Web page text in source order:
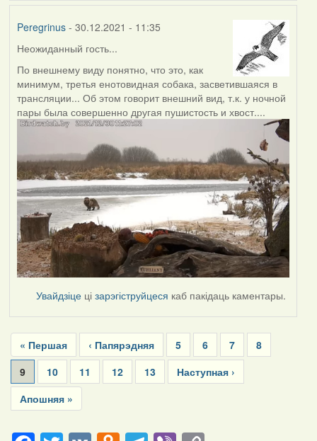
Peregrinus- 30.12.2021 - 11:35
Неожиданный гость...
По внешнему виду понятно, что это, как
минимум, третья енотовидная собака, засветившаяся в
трансляции... Об этом говорит внешний вид, т.к. у ночной
пары была совершенно другая пушистость и хвост....
Увайдзіце цізарэгіструйцеся каб пакідаць каментары.
Pagination
First
page
« Першая
Previous
page
‹ Папярэдняя Page
5 Page
6 Page
7 Page
8
Current
page
9 Page
10 Page
11 Page
12 Page
13
Next
page
Наступная ›
Last
page
Апошняя »